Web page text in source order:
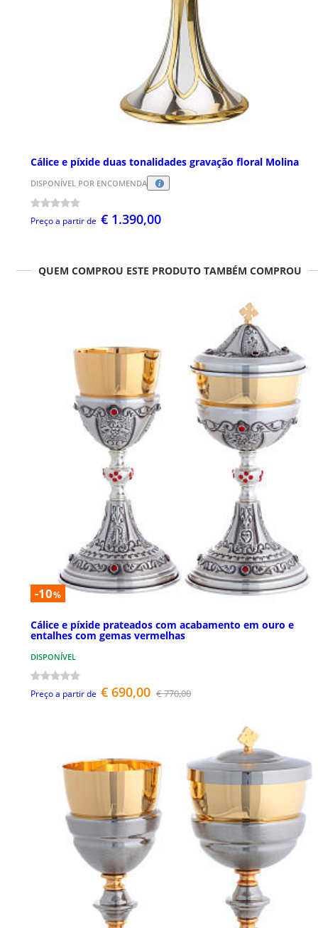
Cálice e píxide duas tonalidades gravação floral Molina
DISPONÍVEL POR ENCOMENDA
Preço a partir de € 1.390,00
QUEM COMPROU ESTE PRODUTO TAMBÉM COMPROU
-10%
Cálice e píxide prateados com acabamento em ouro e
entalhes com gemas vermelhas
DISPONÍVEL
Preço a partir de € 690,00 € 770,00